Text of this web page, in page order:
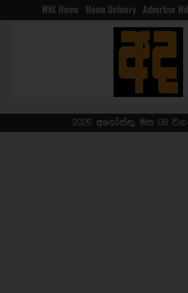
WNL Home Home Delivery Advertise
2026 අගෝස්තු මස 08 වන